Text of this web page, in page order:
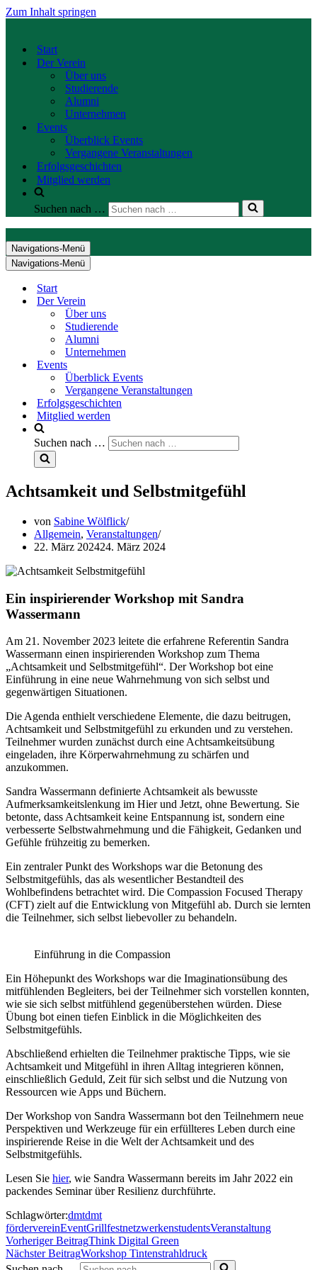
Zum Inhalt springen
Start
Der Verein
Über uns
Studierende
Alumni
Unternehmen
Events
Überblick Events
Vergangene Veranstaltungen
Erfolgsgeschichten
Mitglied werden
Suchen nach …
Navigations-Menü
Navigations-Menü
Start
Der Verein
Über uns
Studierende
Alumni
Unternehmen
Events
Überblick Events
Vergangene Veranstaltungen
Erfolgsgeschichten
Mitglied werden
Suchen nach …
Achtsamkeit und Selbstmitgefühl
von Sabine Wölflick
Allgemein, Veranstaltungen
22. März 202424. März 2024
Ein inspirierender Workshop mit Sandra
Wassermann
Am 21. November 2023 leitete die erfahrene Referentin Sandra
Wassermann einen inspirierenden Workshop zum Thema
„Achtsamkeit und Selbstmitgefühl“. Der Workshop bot eine
Einführung in eine neue Wahrnehmung von sich selbst und
gegenwärtigen Situationen.
Die Agenda enthielt verschiedene Elemente, die dazu beitrugen,
Achtsamkeit und Selbstmitgefühl zu erkunden und zu verstehen.
Teilnehmer wurden zunächst durch eine Achtsamkeitsübung
eingeladen, ihre Körperwahrnehmung zu schärfen und
anzukommen.
Sandra Wassermann definierte Achtsamkeit als bewusste
Aufmerksamkeitslenkung im Hier und Jetzt, ohne Bewertung. Sie
betonte, dass Achtsamkeit keine Entspannung ist, sondern eine
verbesserte Selbstwahrnehmung und die Fähigkeit, Gedanken und
Gefühle frühzeitig zu bemerken.
Ein zentraler Punkt des Workshops war die Betonung des
Selbstmitgefühls, das als wesentlicher Bestandteil des
Wohlbefindens betrachtet wird. Die Compassion Focused Therapy
(CFT) zielt auf die Entwicklung von Mitgefühl ab. Durch sie lernten
die Teilnehmer, sich selbst liebevoller zu behandeln.
Einführung in die Compassion
Ein Höhepunkt des Workshops war die Imaginationsübung des
mitfühlenden Begleiters, bei der Teilnehmer sich vorstellen konnten,
wie sie sich selbst mitfühlend gegenüberstehen würden. Diese
Übung bot einen tiefen Einblick in die Möglichkeiten des
Selbstmitgefühls.
Abschließend erhielten die Teilnehmer praktische Tipps, wie sie
Achtsamkeit und Mitgefühl in ihren Alltag integrieren können,
einschließlich Geduld, Zeit für sich selbst und die Nutzung von
Ressourcen wie Apps und Büchern.
Der Workshop von Sandra Wassermann bot den Teilnehmern neue
Perspektiven und Werkzeuge für ein erfüllteres Leben durch eine
inspirierende Reise in die Welt der Achtsamkeit und des
Selbstmitgefühls.
Lesen Sie hier, wie Sandra Wassermann bereits im Jahr 2022 ein
packendes Seminar über Resilienz durchführte.
Schlagwörter:dmtdmt
fördervereinEventGrillfestnetzwerkenstudentsVeranstaltung
Vorheriger BeitragThink Digital Green
Nächster BeitragWorkshop Tintenstrahldruck